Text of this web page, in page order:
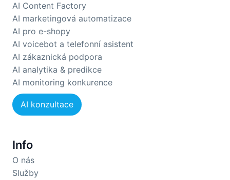
AI Content Factory
AI marketingová automatizace
AI pro e-shopy
AI voicebot a telefonní asistent
AI zákaznická podpora
AI analytika & predikce
AI monitoring konkurence
AI konzultace
Info
O nás
Služby